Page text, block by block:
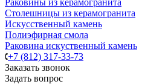
Раковины из керамогранита
Столешницы из керамогранита
Искусственный камень
Полиэфирная смола
Раковина искуственный камень
+7 (812) 317-33-73
Заказать звонок
Задать вопрос